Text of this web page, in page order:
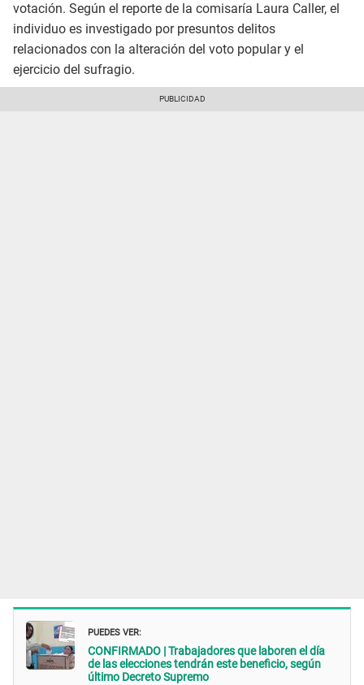
votación. Según el reporte de la comisaría Laura Caller, el
individuo es investigado por presuntos delitos
relacionados con la alteración del voto popular y el
ejercicio del sufragio.
PUEDES VER:
CONFIRMADO | Trabajadores que laboren el día
de las elecciones tendrán este beneficio, según
último Decreto Supremo